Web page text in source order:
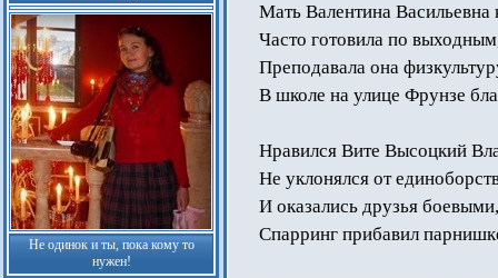
Не одинок и ты, пока кому то
нужен!
Мать Валентина Васильевна
Часто готовила по
Преподавала она
В школе на улице Фрунзе
Нравился Вите Высоцкий
Не уклонялся от
И оказались друзья боевыми,
Спарринг прибавил